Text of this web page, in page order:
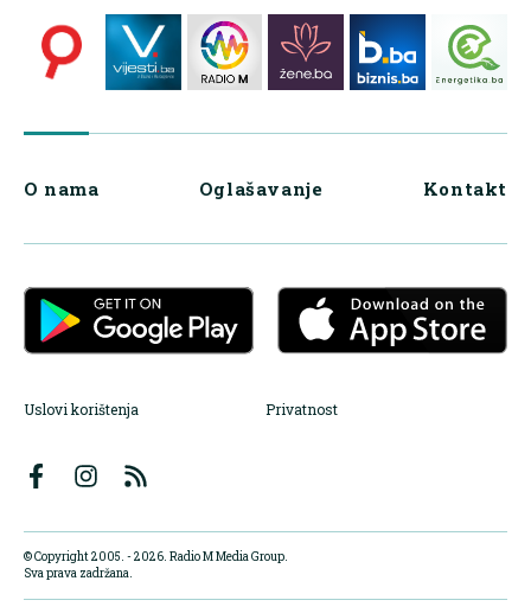
O nama Oglašavanje Kontakt
Uslovi korištenja Privatnost
© Copyright 2005. - 2026. Radio M Media Group.
Sva prava zadržana.